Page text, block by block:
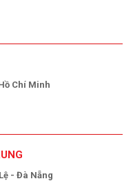
Chí Minh
- Đà Nẵng